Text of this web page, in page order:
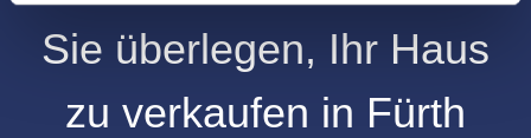
Sie überlegen, Ihr Haus
zu verkaufen in Fürth